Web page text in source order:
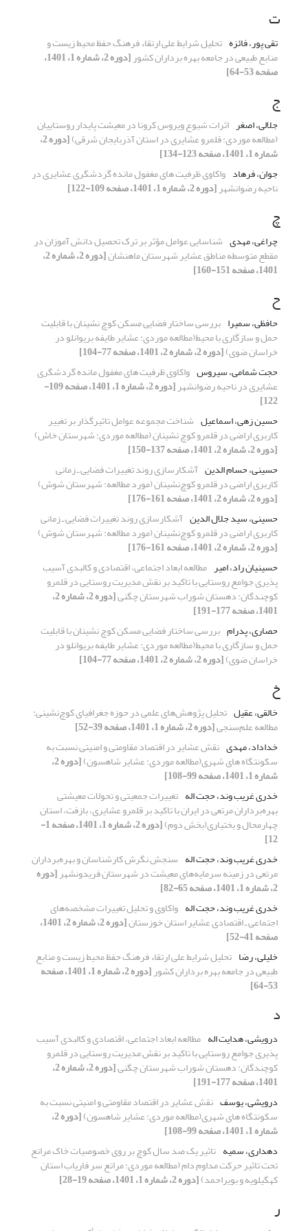
ت
تقی پور، فائزه تحلیل شرایط علی ارتقاء فرهنگ حفظ محیط زیست و
منابع طبیعی در جامعه بهره برداران کشور [دوره 2، شماره 1، 1401،
صفحه 53-64]
ج
جلالی، اصغر اثرات شیوع ویروس کرونا در معیشت پایدار روستاییان
(مطالعه موردی: قلمرو عشایری در استان آذربایجان شرقی) [دوره 2،
شماره 1، 1401، صفحه 123-134]
جوان، فرهاد واکاوی ظرفیت های مغفول مانده گردشگری عشایری در
ناحیه رضوانشهر[دوره 2، شماره 1، 1401، صفحه 109-122]
چ
چراغی، مهدی شناسایی عوامل مؤثر بر ترک تحصیل دانش آموزان در
مقطع متوسطه مناطق عشایر شهرستان ماهنشان [دوره 2، شماره 2،
1401، صفحه 151-160]
ح
حافظی، سمیرا بررسی ساختار فضایی مسکن کوچ نشینان با قابلیت
حمل و سازگاری با محیط(مطالعه موردی: عشایر طایفه بریوانلو در
خراسان ضوی)[دوره 2، شماره 2، 1401، صفحه 77-104]
حجت شمامی، سیروس واکاوی ظرفیت های مغفول مانده گردشگری
عشایری در ناحیه رضوانشهر [دوره 2، شماره 1، 1401، صفحه 109-
122]
حسین زهی، اسماعیل شناخت مجموعه عوامل تاثیرگذار بر تغییر
کاربری اراضی در قلمرو کوچ نشینان (مطالعه موردی: شهرستان خاش)
[دوره 2، شماره 2، 1401، صفحه 137-150]
حسینی، حسام الدین آشکارسازی روند تغییرات فضایی ـ زمانی
کاربری اراضی در قلمرو کوچ‌نشینان (مورد مطالعه: شهرستان شوش)
[دوره 2، شماره 2، 1401، صفحه 161-176]
حسینی، سید جلال الدین آشکارسازی روند تغییرات فضایی ـ زمانی
کاربری اراضی در قلمرو کوچ‌نشینان (مورد مطالعه: شهرستان شوش)
[دوره 2، شماره 2، 1401، صفحه 161-176]
حسینیان راد، امیر مطالعه ابعاد اجتماعی، اقتصادی و کالبدی آسیب
پذیری جوامع روستایی با تاکید بر نقش مدیریت روستایی در قلمرو
کوچندگان: دهستان شوراب شهرستان چگنی [دوره 2، شماره 2،
1401، صفحه 177-191]
حصاری، پدرام بررسی ساختار فضایی مسکن کوچ نشینان با قابلیت
حمل و سازگاری با محیط(مطالعه موردی: عشایر طایفه بریوانلو در
خراسان ضوی)[دوره 2، شماره 2، 1401، صفحه 77-104]
خ
خالقی، عقیل تحلیل پژوهش‌‌های علمی در حوزه جغرافیای کوچ‌نشینی:
مطالعه علم‌‌سنجی[دوره 2، شماره 1، 1401، صفحه 39-52]
خداداد، مهدی نقش عشایر در اقتصاد مقاومتی و امنیتی نسبت به
سکونتگاه های شهری(مطالعه موردی: عشایر شاهسون) [دوره 2،
شماره 1، 1401، صفحه 99-108]
خدری غریب وند، حجت اله تغییرات جمعیتی و تحولات معیشتی
بهره‌برداران مرتعی در ایران با تاکید بر قلمرو عشایری، بازفت، استان
چهارمحال و بختیاری(بخش دوم) [دوره 2، شماره 1، 1401، صفحه 1-
12]
خدری غریب وند، حجت اله سنجش نگرش کارشناسان و بهره‌برداران
مرتعی در زمینه سرمایه‌های معیشت در شهرستان فریدونشهر[دوره
2، شماره 1، 1401، صفحه 65-82]
خدری غریب وند، حجت اله واکاوی و تحلیل تغییرات مشخصه‌های
اجتماعی ـ اقتصادی عشایر استان خوزستان [دوره 2، شماره 2، 1401،
صفحه 41-52]
خلیلی، رضا تحلیل شرایط علی ارتقاء فرهنگ حفظ محیط زیست و منابع
طبیعی در جامعه بهره برداران کشور [دوره 2، شماره 1، 1401، صفحه
53-64]
د
درویشی، هدایت اله مطالعه ابعاد اجتماعی، اقتصادی و کالبدی آسیب
پذیری جوامع روستایی با تاکید بر نقش مدیریت روستایی در قلمرو
کوچندگان: دهستان شوراب شهرستان چگنی [دوره 2، شماره 2،
1401، صفحه 177-191]
درویشی، یوسف نقش عشایر در اقتصاد مقاومتی و امنیتی نسبت به
سکونتگاه های شهری(مطالعه موردی: عشایر شاهسون) [دوره 2،
شماره 1، 1401، صفحه 99-108]
دهداری، سمیه تاثیر یک صد سال کوچ بر روی خصوصیات خاک مراتع
تحت تاثیر حرکت مداوم دام (مطالعه موردی: مراتع سر فاریاب استان
کهگیلویه و بویراحمد)[دوره 2، شماره 1، 1401، صفحه 19-28]
ر